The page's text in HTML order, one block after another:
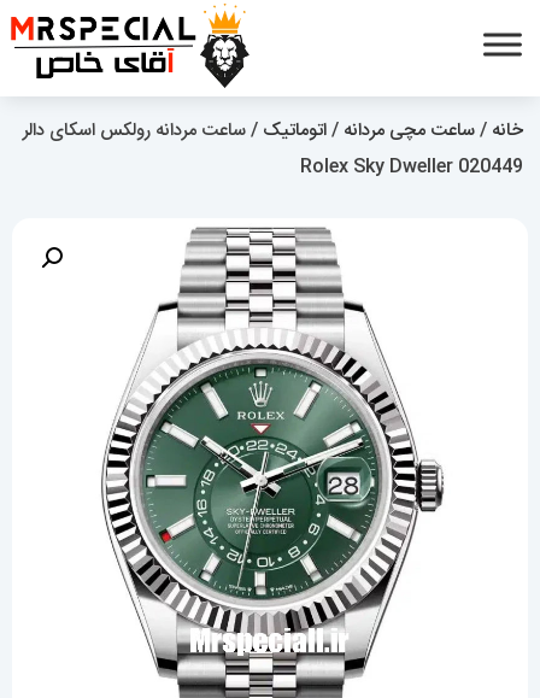
خانه /ساعت مچی مردانه /اتوماتیک / ساعت مردانه رولکس اسکای دالر
020449 Rolex Sky Dweller